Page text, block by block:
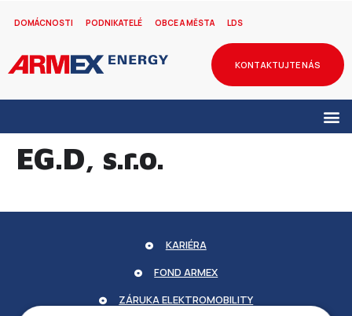
DOMÁCNOSTI PODNIKATELÉ OBCE A MĚSTA LDS
KONTAKTUJTE NÁS
EG.D, s.r.o.
KARIÉRA
FOND ARMEX
ZÁRUKA ELEKTROMOBILITY